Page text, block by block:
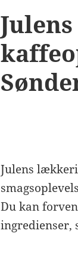
Julens
Du kan
ingredienser,